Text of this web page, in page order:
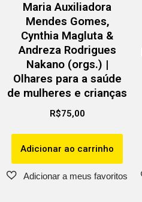
Maria Auxiliadora
Mendes Gomes,
Cynthia Magluta &
Andreza Rodrigues
Nakano (orgs.) |
Olhares para a saúde
de mulheres e crianças
R$75,00
Adicionar ao carrinho